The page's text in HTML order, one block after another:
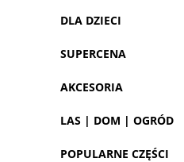
DLA DZIECI
SUPERCENA
AKCESORIA
LAS | DOM | OGRÓD
POPULARNE CZĘŚCI